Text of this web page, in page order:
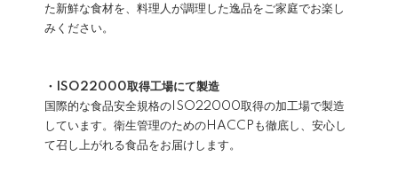
た新鮮な食材を、料理人が調理した逸品をご家庭でお楽し
みください。
・ISO22000取得工場にて製造
国際的な食品安全規格のISO22000取得の加工場で製造
しています。衛生管理のためのHACCPも徹底し、安心し
て召し上がれる食品をお届けします。